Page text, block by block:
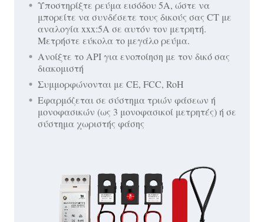
Υποστηρίξτε ρεύμα εισόδου 5A, ώστε να
μπορείτε να συνδέσετε τους δικούς σας CT με
αναλογία xxx:5A σε αυτόν τον μετρητή.
Μετρήστε εύκολα το μεγάλο ρεύμα.
Ανοίξτε το API για ενοποίηση με τον δικό σας
διακομιστή
Συμμορφώνονται με CE, FCC, RoH
Εφαρμόζεται σε σύστημα τριών φάσεων ή
μονοφασικών (ως 3 μονοφασικοί μετρητές) ή σε
σύστημα χωριστής φάσης